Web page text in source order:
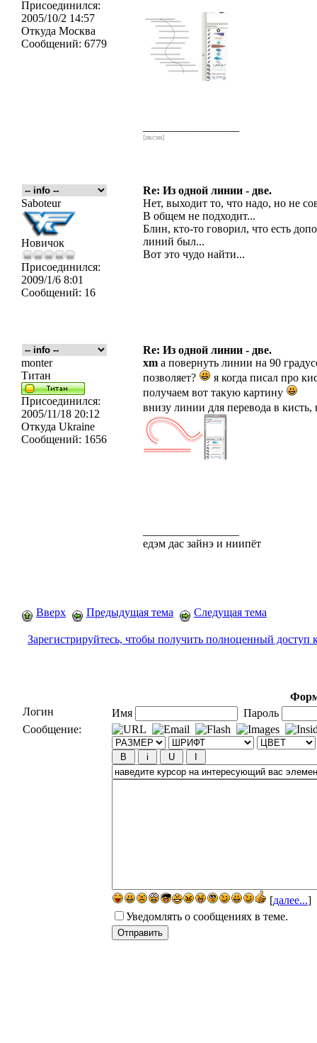
Присоединился:
2005/10/2 14:57
Откуда Москва
Сообщений: 6779
[икс́эм]
Re: Из одной линии - две.
Saboteur
Новичок
Присоединился:
2009/1/6 8:01
Сообщений: 16
Нет, выходит то, что надо, но не
В общем не подходит...
Блин, кто-то говорил, что есть
линий был...
Вот это чудо найти...
Re: Из одной линии - две.
monter
Титан
Присоединился:
2005/11/18 20:12
Откуда Ukraine
Сообщений: 1656
xm а повернуть линии на 90
позволяет?
я когда писал про
получаем вот такую картину
внизу линии для перевода в
едэм дас зайнэ и ниипёт
Вверх Предыдущая тема Следущая тема
Зарегистрируйтесь, чтобы получить полноценный доступ
Логин
Имя
Пароль
Сообщение:
[далее...]
Уведомлять о сообщениях в теме.